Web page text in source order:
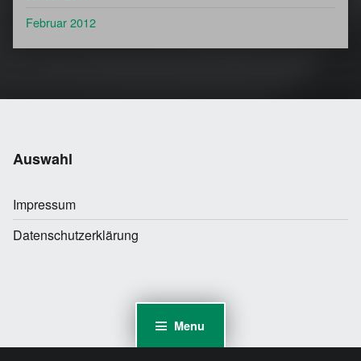
Menu
Februar 2012
Auswahl
Impressum
Datenschutzerklärung